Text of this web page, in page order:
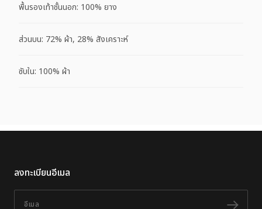
พื้นรองเท้าชั้นนอก: 100% ยาง
ส่วนบน: 72% ผ้า, 28% สังเคราะห์
ซับใน: 100% ผ้า
ลงทะเบียนอีเมล